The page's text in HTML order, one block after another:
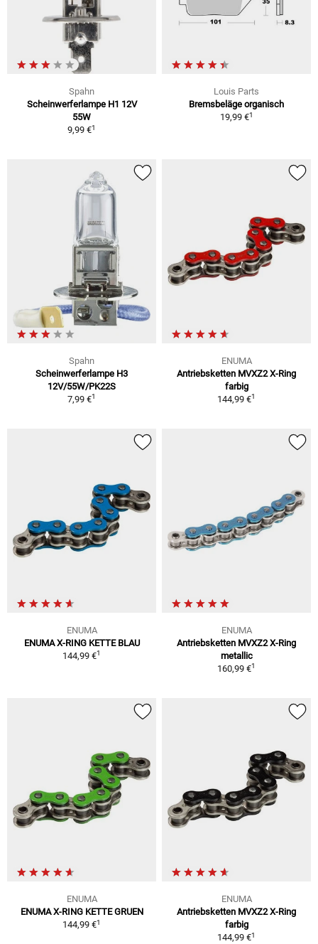
Spahn
Scheinwerferlampe H1 12V
55W
9,99 €1
Louis Parts
Bremsbeläge organisch
19,99 €1
Spahn
Scheinwerferlampe H3
12V/55W/PK22S
7,99 €1
ENUMA
Antriebsketten MVXZ2 X-Ring
farbig
144,99 €1
ENUMA
ENUMA X-RING KETTE BLAU
144,99 €1
ENUMA
Antriebsketten MVXZ2 X-Ring
metallic
160,99 €1
ENUMA
ENUMA X-RING KETTE GRUEN
144,99 €1
ENUMA
Antriebsketten MVXZ2 X-Ring
farbig
144,99 €1